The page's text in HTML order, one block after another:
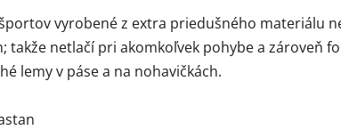
vyrobené z extra priedušného materiálu
takže netlačí pri akomkoľvek pohybe a zároveň
lemy v páse a na nohavičkách.